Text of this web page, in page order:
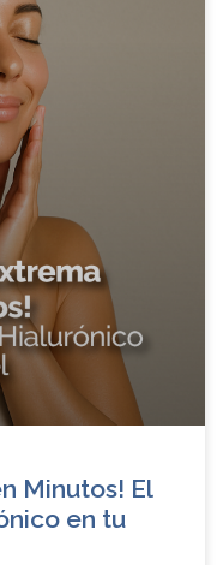
Minutos! El
en tu